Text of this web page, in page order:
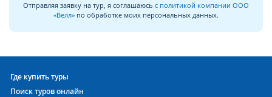
Отправляя заявку на тур, я соглашаюсь с политикой компании ООО
«Велл» по обработке моих персональных данных.
Где купить туры
Поиск туров онлайн